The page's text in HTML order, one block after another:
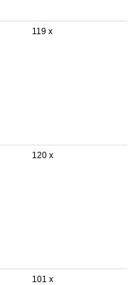
119 x
120 x
101 x